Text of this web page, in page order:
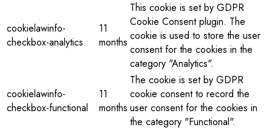
cookielawinfo-
checkbox-analytics
11
months
This cookie is set by GDPR
Cookie Consent plugin. The
cookie is used to store the user
consent for the cookies in the
category "Analytics".
cookielawinfo-
checkbox-functional
11
months
The cookie is set by GDPR
cookie consent to record the
user consent for the cookies in
the category "Functional".